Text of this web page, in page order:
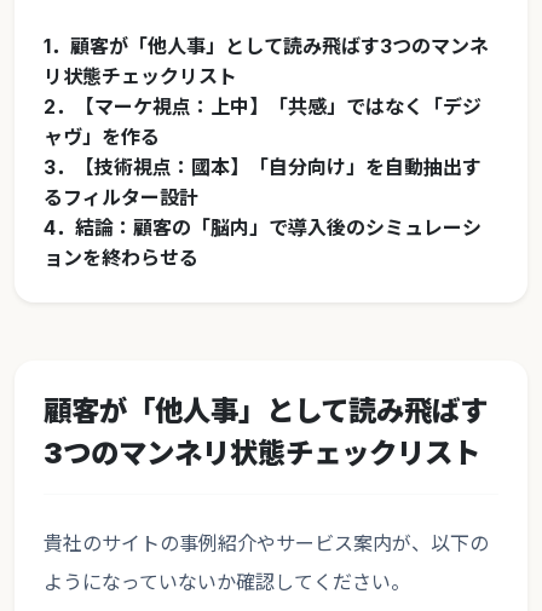
1．顧客が「他人事」として読み飛ばす3つのマンネ
リ状態チェックリスト
2．【マーケ視点：上中】「共感」ではなく「デジ
ャヴ」を作る
3．【技術視点：國本】「自分向け」を自動抽出す
るフィルター設計
4．結論：顧客の「脳内」で導入後のシミュレーシ
ョンを終わらせる
顧客が「他人事」として読み飛ばす
3つのマンネリ状態チェックリスト
貴社のサイトの事例紹介やサービス案内が、以下の
ようになっていないか確認してください。